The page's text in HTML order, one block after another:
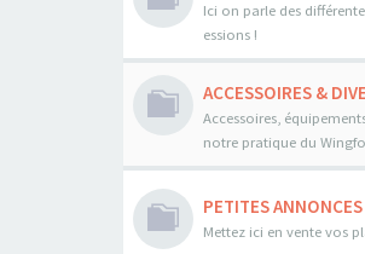
Ici on parle des
essions !
ACCESSOIRES &
Accessoires,
notre pratique du
PETITES ANNONCES
Mettez ici en vente vos